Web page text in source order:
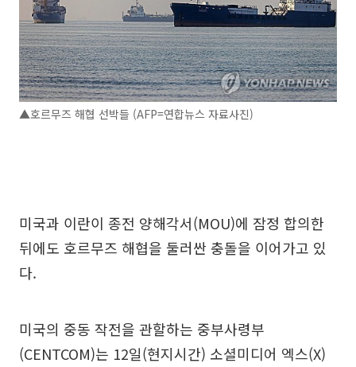
▲호르무즈 해협 선박들 (AFP=연합뉴스 자료사진)
미국과 이란이 종전 양해각서(MOU)에 잠정 합의한
뒤에도 호르무즈 해협을 둘러싼 충돌을 이어가고 있
다.
미국의 중동 작전을 관할하는 중부사령부
(CENTCOM)는 12일(현지시간) 소셜미디어 엑스(X)